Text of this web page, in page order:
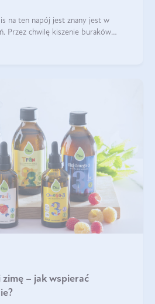
na ten napój jest znany jest w
Przez chwilę kiszenie buraków
– jak wspierać